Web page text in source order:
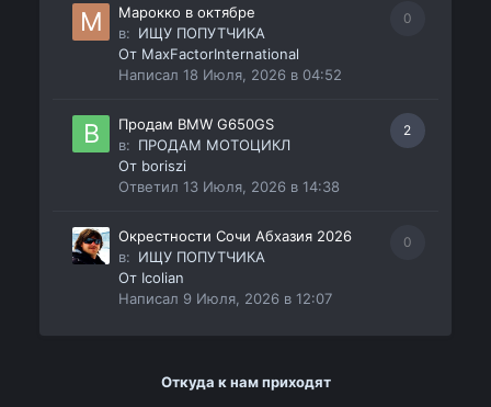
0
Марокко в октябре
в: ИЩУ ПОПУТЧИКА
От MaxFactorInternational
Написал18 Июля, 2026 в 04:52
2
Продам BMW G650GS
в: ПРОДАМ МОТОЦИКЛ
От boriszi
Ответил13 Июля, 2026 в 14:38
0
Окрестности Сочи Абхазия 2026
в: ИЩУ ПОПУТЧИКА
От Icolian
Написал 9 Июля, 2026 в 12:07
Откуда к нам приходят